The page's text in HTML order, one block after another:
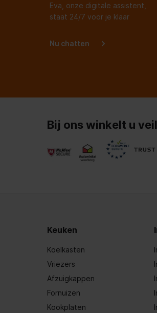
Eva, onze digitale assistent,
staat 24/7 voor je klaar
Nu chatten
Bij ons winkelt u
Keuken
Koelkasten
Vriezers
Afzuigkappen
Fornuizen
Kookplaten